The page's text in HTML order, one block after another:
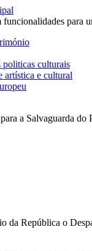
para
politicas culturais
artística e cultural
a Salvaguarda
da República o